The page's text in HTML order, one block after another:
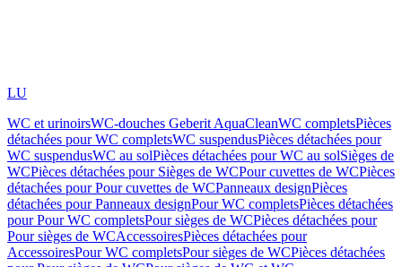
LU
WC et urinoirsWC-douches Geberit AquaCleanWC completsPièces
détachées pour WC completsWC suspendusPièces détachées pour
WC suspendusWC au solPièces détachées pour WC au solSièges de
WCPièces détachées pour Sièges de WCPour cuvettes de WCPièces
détachées pour Pour cuvettes de WCPanneaux designPièces
détachées pour Panneaux designPour WC completsPièces détachées
pour Pour WC completsPour sièges de WCPièces détachées pour
Pour sièges de WCAccessoiresPièces détachées pour
AccessoiresPour WC completsPour sièges de WCPièces détachées